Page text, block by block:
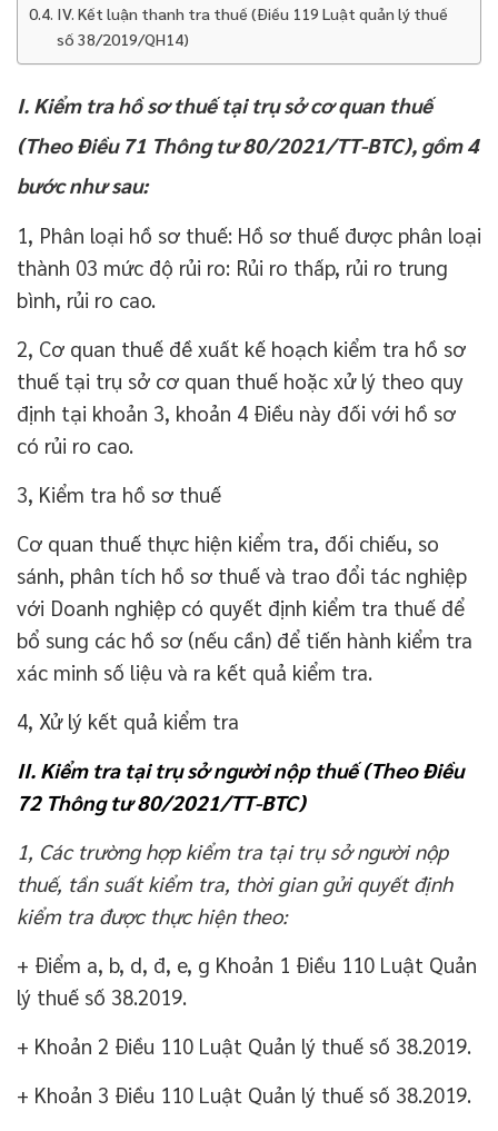
IV. Kết luận thanh tra thuế (Điều 119 Luật quản lý thuế
số 38/2019/QH14)
I. Kiểm tra hồ sơ thuế tại trụ sở cơ quan thuế
(Theo Điều 71 Thông tư 80/2021/TT-BTC), gồm 4
bước như sau:
1, Phân loại hồ sơ thuế: Hồ sơ thuế được phân loại
thành 03 mức độ rủi ro: Rủi ro thấp, rủi ro trung
bình, rủi ro cao.
2, Cơ quan thuế đề xuất kế hoạch kiểm tra hồ sơ
thuế tại trụ sở cơ quan thuế hoặc xử lý theo quy
định tại khoản 3, khoản 4 Điều này đối với hồ sơ
có rủi ro cao.
3, Kiểm tra hồ sơ thuế
Cơ quan thuế thực hiện kiểm tra, đối chiếu, so
sánh, phân tích hồ sơ thuế và trao đổi tác nghiệp
với Doanh nghiệp có quyết định kiểm tra thuế để
bổ sung các hồ sơ (nếu cần) để tiến hành kiểm tra
xác minh số liệu và ra kết quả kiểm tra.
4, Xử lý kết quả kiểm tra
II. Kiểm tra tại trụ sở người nộp thuế (Theo Điều
72 Thông tư 80/2021/TT-BTC)
1, Các trường hợp kiểm tra tại trụ sở người nộp
thuế, tần suất kiểm tra, thời gian gửi quyết định
kiểm tra được thực hiện theo:
+ Điểm a, b, d, đ, e, g Khoản 1 Điều 110 Luật Quản
lý thuế số 38.2019.
+ Khoản 2 Điều 110 Luật Quản lý thuế số 38.2019.
+ Khoản 3 Điều 110 Luật Quản lý thuế số 38.2019.